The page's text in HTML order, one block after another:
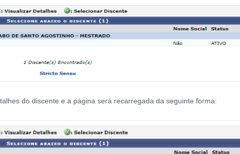
do discente e a página será recarregada da seguinte forma: